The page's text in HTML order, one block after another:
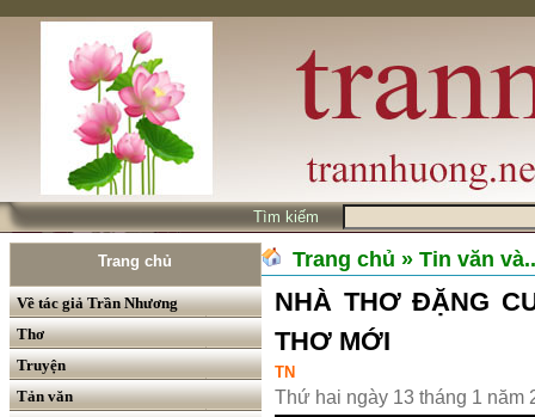
Tìm kiếm
Trang chủ
Về tác giả Trần Nhương
Thơ
Truyện
Tản văn
Trang chủ » Tin văn
NHÀ THƠ ĐẶNG
THƠ MỚI
TN
Thứ hai ngày 13 tháng 1 năm